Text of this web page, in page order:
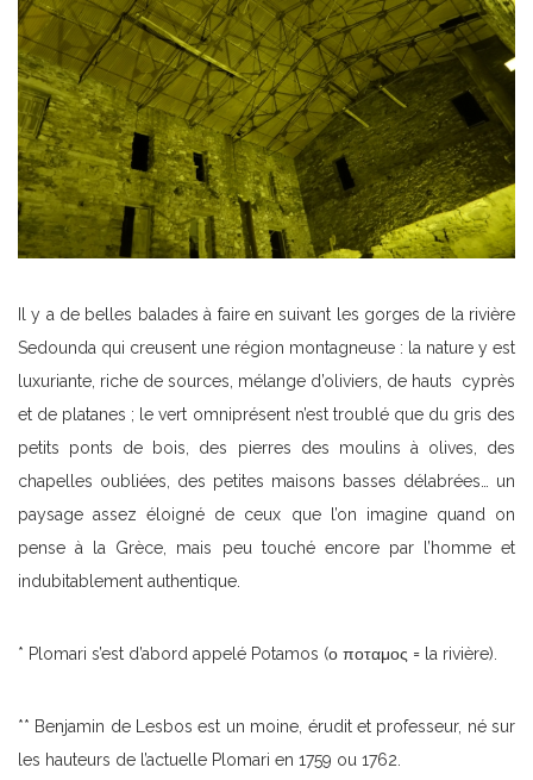
Il y a de belles balades à faire en suivant les gorges de la rivière
Sedounda qui creusent une région montagneuse : la nature y est
luxuriante, riche de sources, mélange d’oliviers, de hauts cyprès
et de platanes ; le vert omniprésent n’est troublé que du gris des
petits ponts de bois, des pierres des moulins à olives, des
chapelles oubliées, des petites maisons basses délabrées… un
paysage assez éloigné de ceux que l’on imagine quand on
pense à la Grèce, mais peu touché encore par l’homme et
indubitablement authentique.
* Plomari s’est d’abord appelé Potamos (ο ποταμος = la rivière).
** Benjamin de Lesbos est un moine, érudit et professeur, né sur
les hauteurs de l’actuelle Plomari en 1759 ou 1762.